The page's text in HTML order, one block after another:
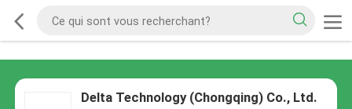
Delta Technology (Chongqing) Co., Ltd.